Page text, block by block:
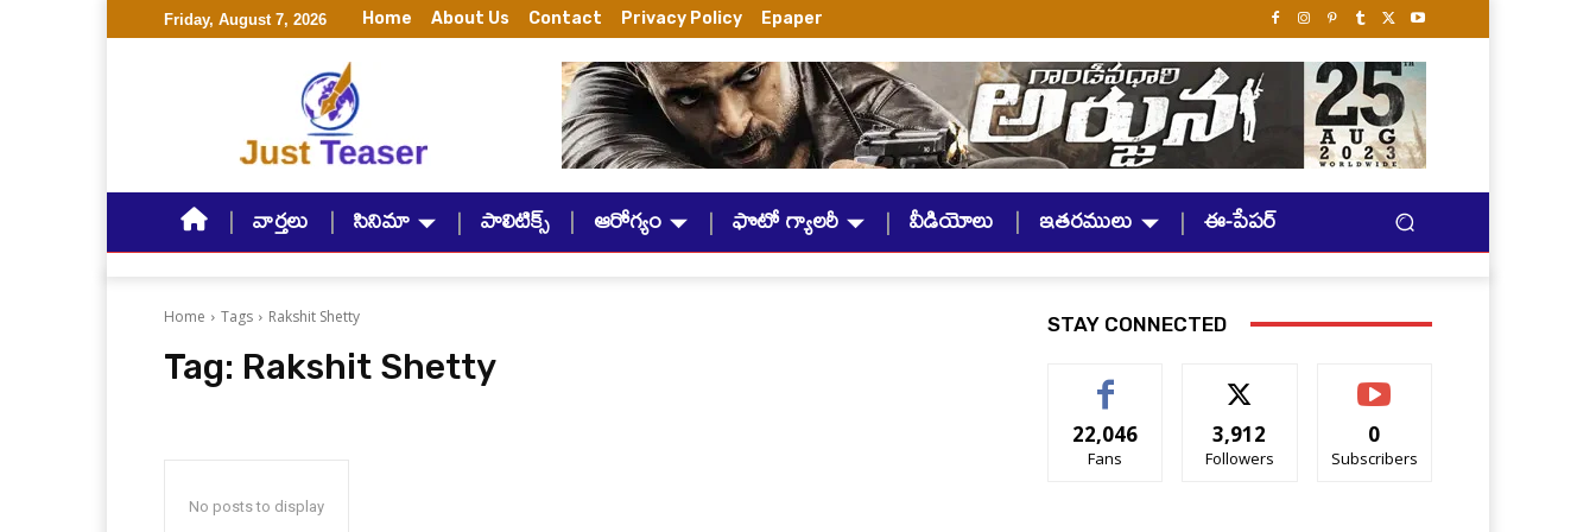
Friday, August 7, 2026 Home About Us Contact Privacy Policy Epaper
వార్తలు సినిమా పాలిటిక్స్ ఆరోగ్యం ఫొటో గ్యాలరీ వీడియోలు ఇతరములు ఈ-పేపర్
Home Tags Rakshit Shetty
Tag: Rakshit Shetty
No posts to display
STAY CONNECTED
22,046
Fans
3,912
Followers
0
Subscribers